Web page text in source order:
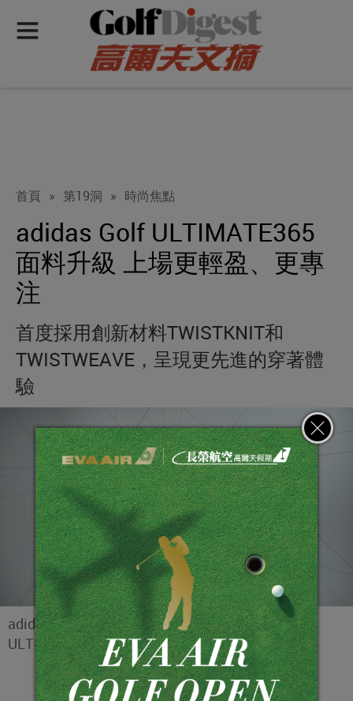
首頁 » 第19洞 » 時尚焦點
adidas Golf ULTIMATE365
面料升級 上場更輕盈、更專
注
首度採用創新材料TWISTKNIT和
TWISTWEAVE，呈現更先進的穿著體
驗
adidas Golf首次將創新材料概念納入旗下
ULTIMATE365經典系列。